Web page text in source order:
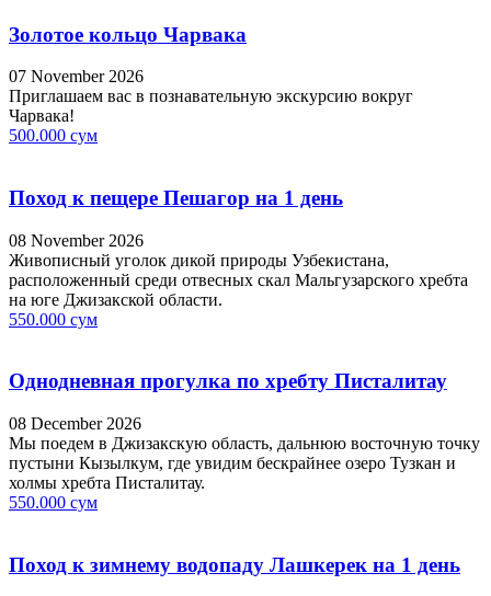
Золотое кольцо Чарвака
07 November 2026
Приглашаем вас в познавательную экскурсию вокруг
Чарвака!
500.000 сум
Поход к пещере Пешагор на 1 день
08 November 2026
Живописный уголок дикой природы Узбекистана,
расположенный среди отвесных скал Мальгузарского хребта
на юге Джизакской области.
550.000 сум
Однодневная прогулка по хребту Писталитау
08 December 2026
Мы поедем в Джизакскую область, дальнюю восточную точку
пустыни Кызылкум, где увидим бескрайнее озеро Тузкан и
холмы хребта Писталитау.
550.000 сум
Поход к зимнему водопаду Лашкерек на 1 день